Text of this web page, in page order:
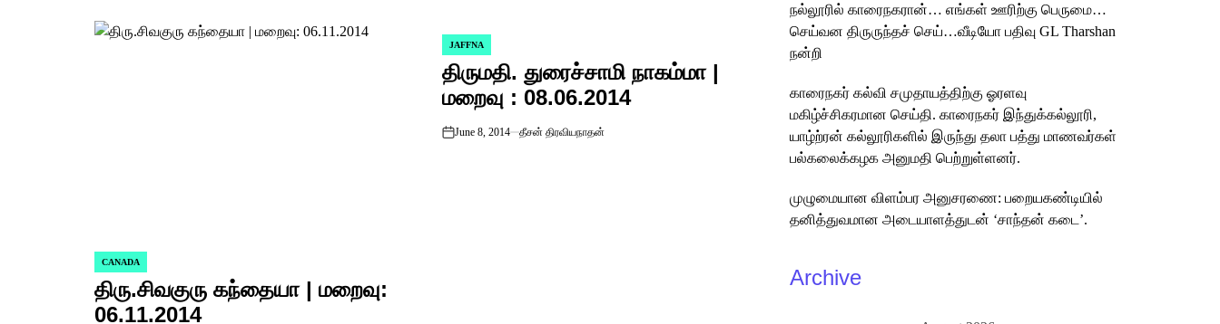
POSTED
IN
CANADA
திரு.சிவகுரு கந்தையா | மறைவு:
06.11.2014
POSTED
IN
JAFFNA
திருமதி. துரைச்சாமி நாகம்மா |
மறைவு : 08.06.2014
on
June 8, 2014 தீசன் திரவியநாதன்
நல்லூரில் காரைநகரான்… எங்கள் ஊரிற்கு பெருமை…
செய்வன திருருந்தச் செய்…வீடியோ பதிவு GL Tharshan
நன்றி
காரைநகர் கல்வி சமுதாயத்திற்கு ஓரளவு
மகிழ்ச்சிகரமான செய்தி. காரைநகர் இந்துக்கல்லூரி,
யாழ்ற்ரன் கல்லூரிகளில் இருந்து தலா பத்து மாணவர்கள்
பல்கலைக்கழக அனுமதி பெற்றுள்ளனர்.
முழுமையான விளம்பர அனுசரணை: பறையகண்டியில்
தனித்துவமான அடையாளத்துடன் ‘சாந்தன் கடை’.
Archive